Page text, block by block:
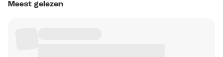
Meest gelezen